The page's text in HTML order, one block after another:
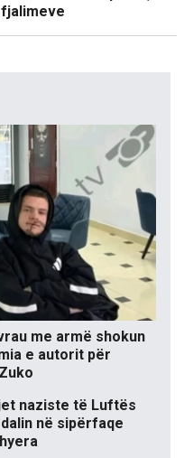
me armë shokun
e autorit për
naziste të Luftës
në sipërfaqe